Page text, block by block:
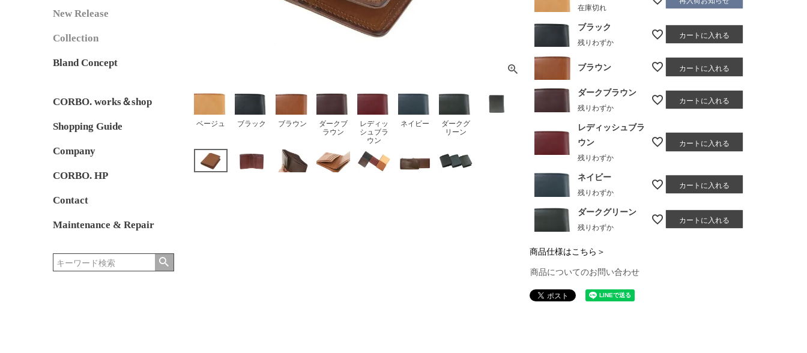
New Release
Collection
Bland Concept
CORBO. works＆shop
Shopping Guide
Company
CORBO. HP
Contact
Maintenance & Repair
ベージュ ブラック ブラウン
ダークブ
ラウン
レディッ
シュブラ
ウン
ネイビー
ダークグ
リーン
在庫切れ
ブラック
残りわずか
カートに入れる
ブラウン カートに入れる
ダークブラウン
残りわずか
カートに入れる
レディッシュブラ
ウン
残りわずか
カートに入れる
ネイビー
残りわずか
カートに入れる
ダークグリーン
残りわずか
カートに入れる
商品仕様はこちら＞
商品についてのお問い合わせ